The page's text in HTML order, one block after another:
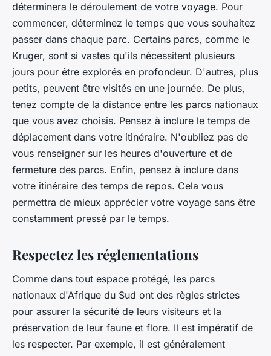
déterminera le déroulement de votre voyage. Pour
commencer, déterminez le temps que vous souhaitez
passer dans chaque parc. Certains parcs, comme le
Kruger, sont si vastes qu'ils nécessitent plusieurs
jours pour être explorés en profondeur. D'autres, plus
petits, peuvent être visités en une journée. De plus,
tenez compte de la distance entre les parcs nationaux
que vous avez choisis. Pensez à inclure le temps de
déplacement dans votre itinéraire. N'oubliez pas de
vous renseigner sur les heures d'ouverture et de
fermeture des parcs. Enfin, pensez à inclure dans
votre itinéraire des temps de repos. Cela vous
permettra de mieux apprécier votre voyage sans être
constamment pressé par le temps.
Respectez les réglementations
Comme dans tout espace protégé, les parcs
nationaux d'Afrique du Sud ont des règles strictes
pour assurer la sécurité de leurs visiteurs et la
préservation de leur faune et flore. Il est impératif de
les respecter. Par exemple, il est généralement